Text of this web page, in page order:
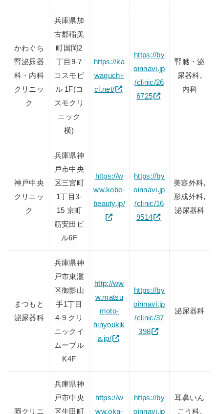
かわぐち
腎泌尿器
科・内科
クリニッ
ク
兵庫県加
古郡稲美
町国岡2
丁目9-7
コスモビ
ル 1F(コ
スモクリ
ニック
横)
https://ka
waguchi-
cl.net/
https://by
oinnavi.jp
/clinic/26
6725
腎臓・泌
尿器科,
内科
神戸中央
クリニッ
ク
兵庫県神
戸市中央
区三宮町
1丁目3-
15 京町
筋安田ビ
ル6F
https://w
ww.kobe-
beauty.jp/
https://by
oinnavi.jp
/clinic/16
9514
美容外科,
形成外科,
泌尿器科
まつもと
泌尿器科
兵庫県神
戸市東灘
区御影山
手1丁目
4-9 クリ
ニックイ
ムーブル
K4F
http://ww
w.matsu
moto-
hinyoukik
a.jp/
https://by
oinnavi.jp
/clinic/37
398
泌尿器科
岡クリニ
兵庫県神
戸市中央
区生田町
https://w
ww.oka-
https://by
oinnavi.jp
耳鼻いん
こう科,